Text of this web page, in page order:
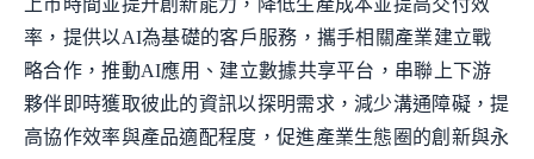
上市時間並提升創新能力，降低生產成本並提高交付效
率，提供以AI為基礎的客戶服務，攜手相關產業建立戰
略合作，推動AI應用、建立數據共享平台，串聯上下游
夥伴即時獲取彼此的資訊以探明需求，減少溝通障礙，提
高協作效率與產品適配程度，促進產業生態圈的創新與永